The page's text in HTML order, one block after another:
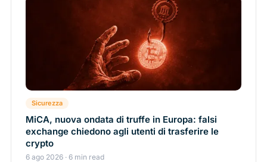
Sicurezza
MiCA, nuova ondata di truffe in Europa: falsi
exchange chiedono agli utenti di trasferire le
crypto
6 ago 2026 · 6 min read